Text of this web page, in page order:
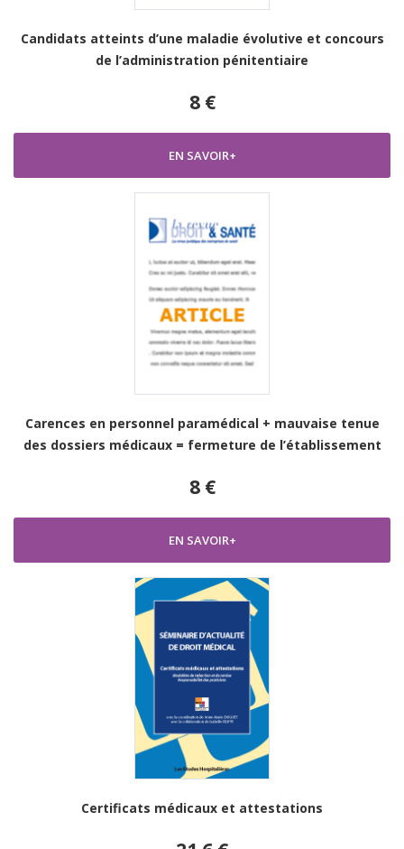
Candidats atteints d’une maladie évolutive et concours
de l’administration pénitentiaire
8 €
EN SAVOIR+
Carences en personnel paramédical + mauvaise tenue
des dossiers médicaux = fermeture de l’établissement
8 €
EN SAVOIR+
Certificats médicaux et attestations